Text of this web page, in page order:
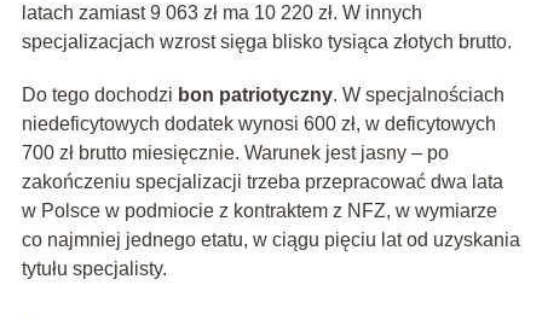
latach zamiast 9 063 zł ma 10 220 zł. W innych
specjalizacjach wzrost sięga blisko tysiąca złotych brutto.
Do tego dochodzi bon patriotyczny. W specjalnościach
niedeficytowych dodatek wynosi 600 zł, w deficytowych
700 zł brutto miesięcznie. Warunek jest jasny – po
zakończeniu specjalizacji trzeba przepracować dwa lata
w Polsce w podmiocie z kontraktem z NFZ, w wymiarze
co najmniej jednego etatu, w ciągu pięciu lat od uzyskania
tytułu specjalisty.